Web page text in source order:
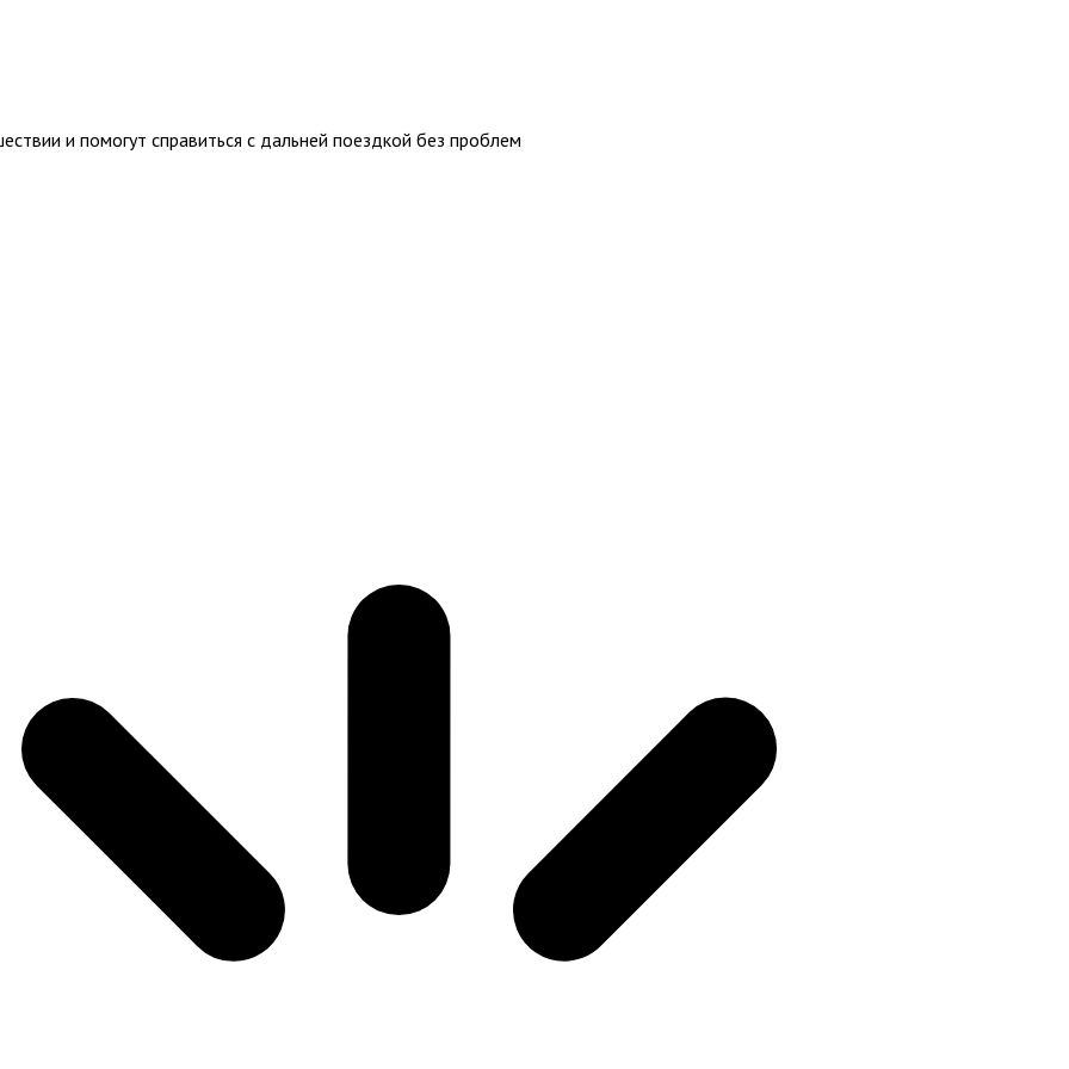
и помогут справиться с дальней поездкой без проблем